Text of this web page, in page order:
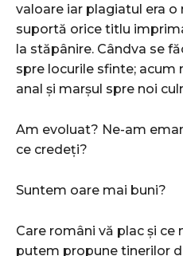
valoare iar plagiatul era o
suportă orice titlu
la stăpânire. Cândva se
spre locurile sfinte; acum
anal și marșul spre noi
Am evoluat? Ne-am
ce credeți?
Suntem oare mai buni?
Care români vă plac și ce
putem propune tinerilor